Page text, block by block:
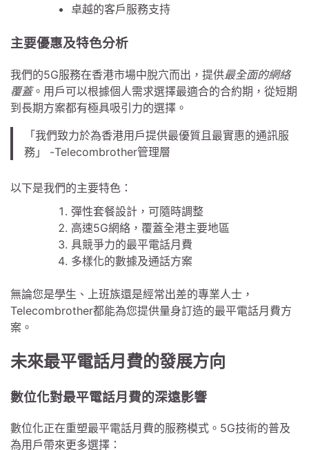
卓越的客戶服務支持
主要優惠及特色分析
我們的5G服務在香港市場中脫穴而出，提供最全面的網絡
覆蓋。用戶可以根據個人需求選擇最適合的合約期，從短期
到長期方案都有極具吸引力的選擇。
「我們致力於為香港用戶提供最優質且最實惠的通訊服
務」 -Telecombrother管理層
以下是我們的主要特色：
彈性套餐設計，可隨時調整
高速5G網絡，覆蓋全港主要地區
具競爭力的最平電話月費
多樣化的數據及通話方案
無論您是學生、上班族還是經常出差的專業人士，
Telecombrother都能為您提供量身訂造的最平電話月費方
案。
未來最平電話月費的發展方向
數位化對最平電話月費的深遠影響
數位化正在重塑最平電話月費的服務模式。5G技術的普及
為用戶帶來更多選擇：